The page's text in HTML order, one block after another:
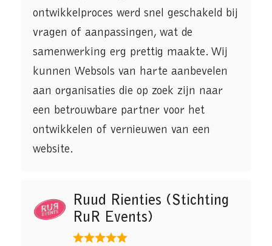
ontwikkelproces werd snel geschakeld bij
vragen of aanpassingen, wat de
samenwerking erg prettig maakte. Wij
kunnen Websols van harte aanbevelen
aan organisaties die op zoek zijn naar
een betrouwbare partner voor het
ontwikkelen of vernieuwen van een
website.
Ruud Rienties (Stichting
RuR Events)